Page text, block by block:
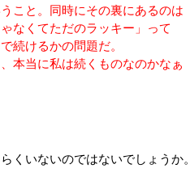
と。同時にその裏にあるのは
くてただのラッキー」って
けるかの問題だ。
当に私は続くものなのかなぁ
くいないのではないでしょうか。